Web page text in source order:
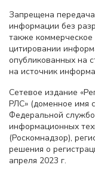
Запрещена
информации без
также
цитировании
опубликованных на
на источник
Сетевое издание
РЛС» (доменное имя
Федеральной
информационных
(Роскомнадзор),
решения о
апреля 2023 г.